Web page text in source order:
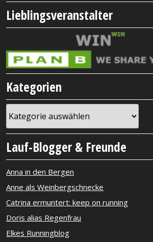
Lieblingsveranstalter
Kategorien
Lauf-Blogger & Freunde
Anna in den Bergen
Anne als Weinbergschnecke
Catrina ermuntert: keep on running
Doris alias Regenfrau
Elkes Runningblog